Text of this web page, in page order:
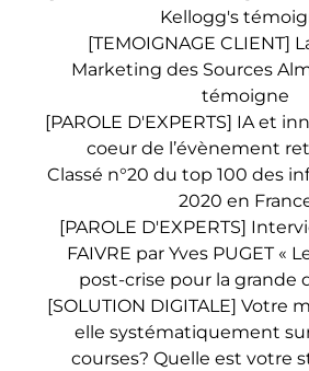
Kellogg's
[TEMOIGNAGE CLIENT]
Marketing des Sources
témoigne
[PAROLE D'EXPERTS] IA et
coeur de l’évènement
Classé n°20 du top 100 des
2020 en
[PAROLE D'EXPERTS]
FAIVRE par Yves PUGET «
post-crise pour la grande
[SOLUTION DIGITALE] Votre
elle systématiquement
courses? Quelle est votre